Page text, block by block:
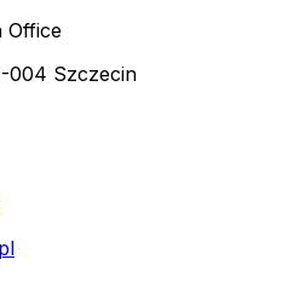
Office
004 Szczecin